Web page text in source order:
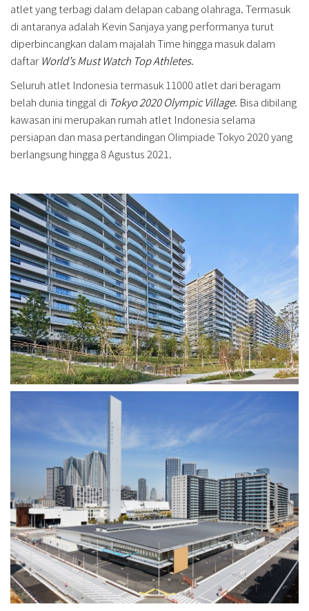
atlet yang terbagi dalam delapan cabang olahraga. Termasuk
di antaranya adalah Kevin Sanjaya yang performanya turut
diperbincangkan dalam majalah Time hingga masuk dalam
daftar World’s Must Watch Top Athletes.
Seluruh atlet Indonesia termasuk 11000 atlet dari beragam
belah dunia tinggal di Tokyo 2020 Olympic Village. Bisa dibilang
kawasan ini merupakan rumah atlet Indonesia selama
persiapan dan masa pertandingan Olimpiade Tokyo 2020 yang
berlangsung hingga 8 Agustus 2021.